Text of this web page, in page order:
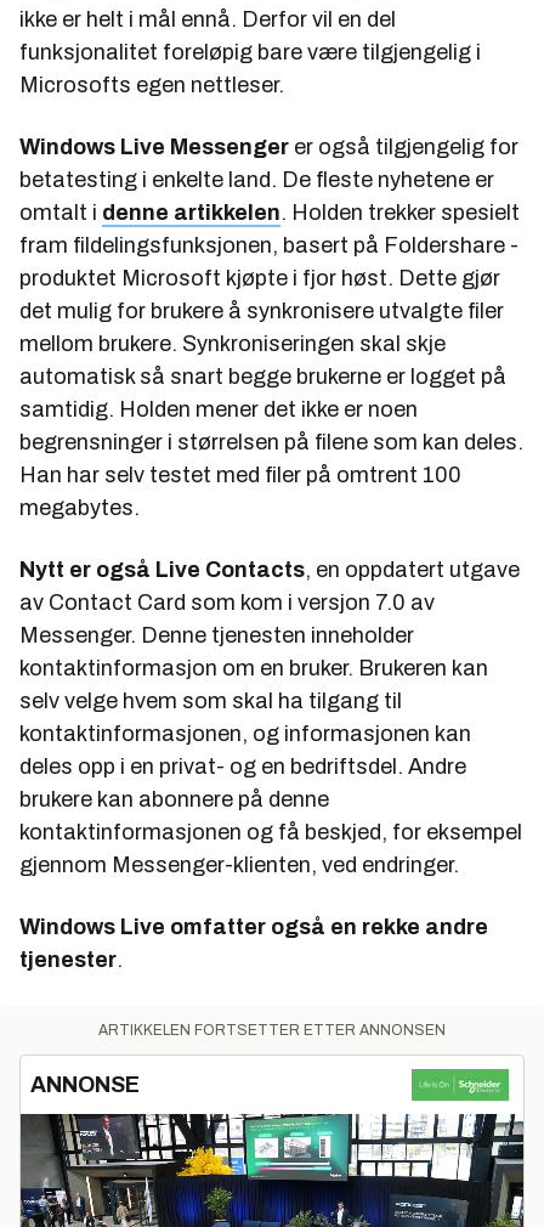
ikke er helt i mål ennå. Derfor vil en del
funksjonalitet foreløpig bare være tilgjengelig i
Microsofts egen nettleser.
Windows Live Messenger er også tilgjengelig for
betatesting i enkelte land. De fleste nyhetene er
omtalt i denne artikkelen. Holden trekker spesielt
fram fildelingsfunksjonen, basert på Foldershare -
produktet Microsoft kjøpte i fjor høst. Dette gjør
det mulig for brukere å synkronisere utvalgte filer
mellom brukere. Synkroniseringen skal skje
automatisk så snart begge brukerne er logget på
samtidig. Holden mener det ikke er noen
begrensninger i størrelsen på filene som kan deles.
Han har selv testet med filer på omtrent 100
megabytes.
Nytt er også Live Contacts, en oppdatert utgave
av Contact Card som kom i versjon 7.0 av
Messenger. Denne tjenesten inneholder
kontaktinformasjon om en bruker. Brukeren kan
selv velge hvem som skal ha tilgang til
kontaktinformasjonen, og informasjonen kan
deles opp i en privat- og en bedriftsdel. Andre
brukere kan abonnere på denne
kontaktinformasjonen og få beskjed, for eksempel
gjennom Messenger-klienten, ved endringer.
Windows Live omfatter også en rekke andre
tjenester.
ARTIKKELEN FORTSETTER ETTER ANNONSEN
ANNONSE